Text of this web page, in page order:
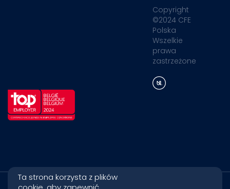
Copyright
©2024 CFE
Polska
Wszelkie
prawa
zastrzeżone
Ta strona korzysta z plików